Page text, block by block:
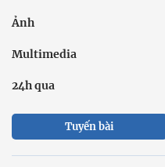
Ảnh
Multimedia
24h qua
Tuyến bài